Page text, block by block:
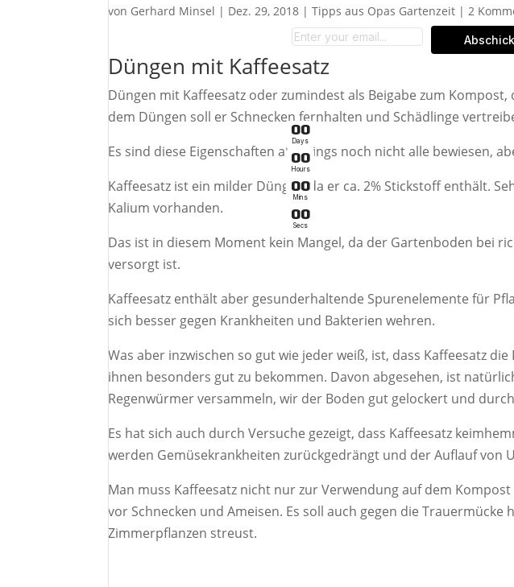
von Gerhard Minsel | Dez. 29, 2018 |Tipps aus Opas Gartenzeit |2
​Düngen mit Kaffeesatz
​Düngen mit Kaffeesatz oder zumindest als Beigabe zum
dem Düngen soll er Schnecken fernhalten und Schädlinge
Es sind diese Eigenschaften allerdings noch nicht alle bewiesen,
Kaffeesatz ist ein milder Dünger, da er ca. 2% Stickstoff enthält.
Kalium vorhanden.
Das ist in diesem Moment kein Mangel, da der Gartenboden bei
versorgt ist.
Kaffeesatz enthält aber gesunderhaltende Spurenelemente für
sich besser gegen Krankheiten und Bakterien wehren.
Was aber inzwischen so gut wie jeder weiß, ist, dass Kaffeesatz
ihnen besonders gut zu bekommen. Davon abgesehen, ist
Regenwürmer versammeln, wir der Boden gut gelockert und
Es hat sich auch durch Versuche gezeigt, dass Kaffeesatz
werden Gemüsekrankheiten zurückgedrängt und der Auflauf von
Man muss Kaffeesatz nicht nur zur Verwendung auf dem
vor Schnecken und Ameisen. Es soll auch gegen die
Zimmerpflanzen streust.
00
Days
00
Hours
00
Mins
00
Secs